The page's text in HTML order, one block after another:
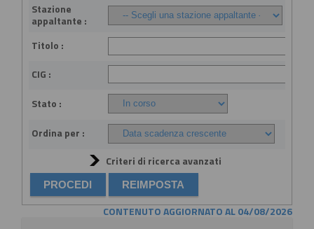
Stazione
appaltante :
Titolo :
CIG :
Stato :
Ordina per :
Criteri di ricerca avanzati
CONTENUTO AGGIORNATO AL 04/08/2026